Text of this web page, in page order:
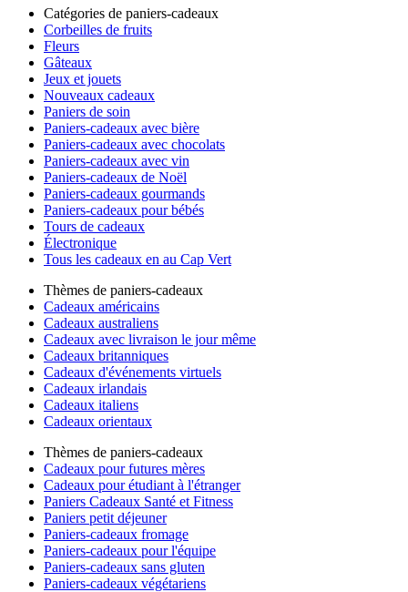
Catégories de paniers-cadeaux
Corbeilles de fruits
Fleurs
Gâteaux
Jeux et jouets
Nouveaux cadeaux
Paniers de soin
Paniers-cadeaux avec bière
Paniers-cadeaux avec chocolats
Paniers-cadeaux avec vin
Paniers-cadeaux de Noël
Paniers-cadeaux gourmands
Paniers-cadeaux pour bébés
Tours de cadeaux
Électronique
Tous les cadeaux en au Cap Vert
Thèmes de paniers-cadeaux
Cadeaux américains
Cadeaux australiens
Cadeaux avec livraison le jour même
Cadeaux britanniques
Cadeaux d'événements virtuels
Cadeaux irlandais
Cadeaux italiens
Cadeaux orientaux
Thèmes de paniers-cadeaux
Cadeaux pour futures mères
Cadeaux pour étudiant à l'étranger
Paniers Cadeaux Santé et Fitness
Paniers petit déjeuner
Paniers-cadeaux fromage
Paniers-cadeaux pour l'équipe
Paniers-cadeaux sans gluten
Paniers-cadeaux végétariens